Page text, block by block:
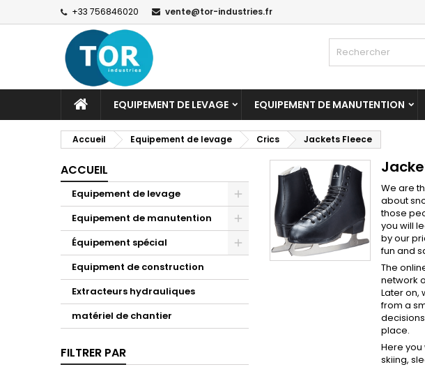
+33 756846020 vente@tor-industries.fr
EQUIPEMENT DE LEVAGE EQUIPEMENT DE MANUTENTION
Accueil Equipement de levage Crics Jackets Fleece
ACCUEIL
Equipement de levage
Equipement de manutention
Équipement spécial
Equipment de construction
Extracteurs hydrauliques
matériel de chantier
FILTRER PAR
We are
about
those
you will
by our
fun and
The
network
Later on,
from a
place.
Here
skiing,